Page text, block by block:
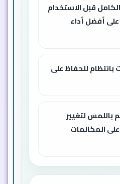
قبل الاستخدام
أفضل أداء
للحفاظ على
باللمس لتغيير
على المكالمات